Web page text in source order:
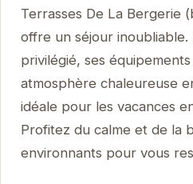
Terrasses De La Bergerie
offre un séjour inoubliable.
privilégié, ses
atmosphère chaleureuse
idéale pour les vacances
Profitez du calme et de la
environnants pour vous